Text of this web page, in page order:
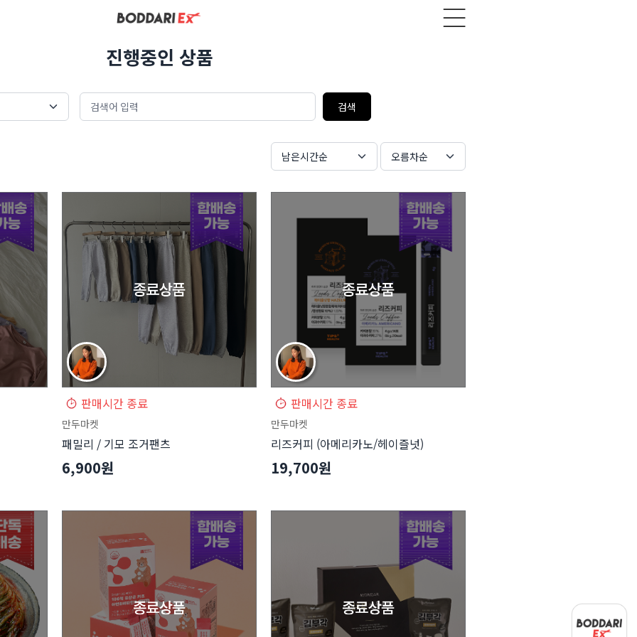
진행중인 상품
남은시간순 오름차순
판매시간 종료
만두마켓
패밀리 / 기모 조거팬츠
6,900원
판매시간 종료
만두마켓
리즈커피 (아메리카노/헤이즐넛)
19,700원